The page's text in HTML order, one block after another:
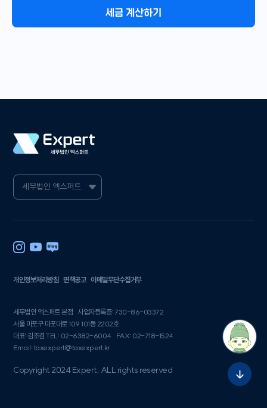
세금 계산하기
세무법인 엑스퍼트 본점 사업자등록증: 730-86-03372
서울 마포구 마포대로 109 101동 2202호
대표: 김조겸 TEL: 02-6382-6004
FAX: 02-718-1524
Email: taxexpert@taxexpert.kr
Copyright 2024 Expert, ALL rights reserved
개인정보처리방침 면책공고 이메일무단수집거부